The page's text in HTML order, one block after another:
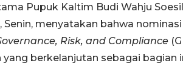
Pupuk Kaltim Budi Wahju
Senin, menyatakan bahwa
Risk, and Compliance
yang berkelanjutan sebagai bagian